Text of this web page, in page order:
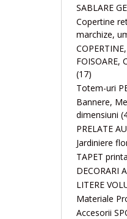
SABLARE
Copertine
marchize,
FOISOARE,
(17)
Totem-uri
Bannere,
dimensiuni
PRELATE
Jardiniere
TAPET
DECORARI
LITERE
Materiale
Accesorii